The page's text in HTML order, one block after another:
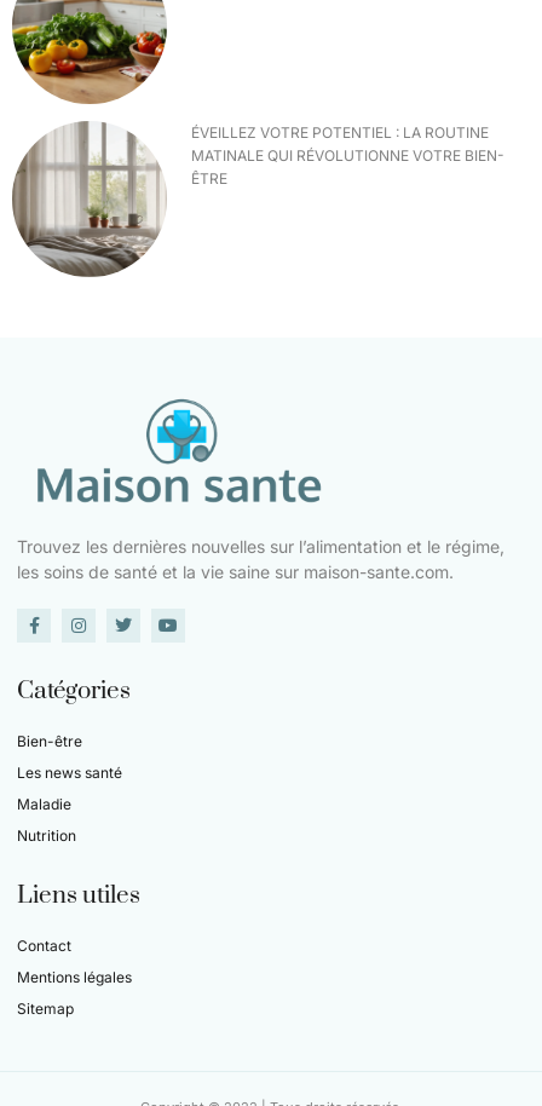
ÉVEILLEZ VOTRE POTENTIEL : LA ROUTINE
MATINALE QUI RÉVOLUTIONNE VOTRE BIEN-
ÊTRE
Trouvez les dernières nouvelles sur l’alimentation et le régime,
les soins de santé et la vie saine sur maison-sante.com.
Catégories
Bien-être
Les news santé
Maladie
Nutrition
Liens utiles
Contact
Mentions légales
Sitemap